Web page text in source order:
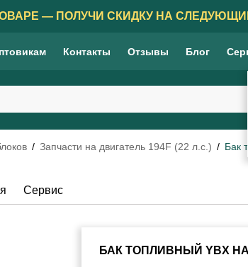
— ПОЛУЧИ СКИДКУ НА
Контакты Отзывы Блог
Запчасти на двигатель 194F (22 л.с.) Бак
Сервис
БАК ТОПЛИВНЫЙ YBX